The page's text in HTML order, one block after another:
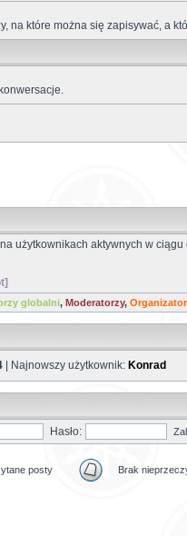
które można się zapisywać, a
użytkownikach aktywnych w ciągu
globalni, Moderatorzy,
| Najnowszy użytkownik: Konrad
Hasło:
posty Brak